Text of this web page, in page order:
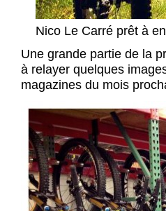
Nico Le Carré prêt à
Une grande partie de la
à relayer quelques
magazines du mois